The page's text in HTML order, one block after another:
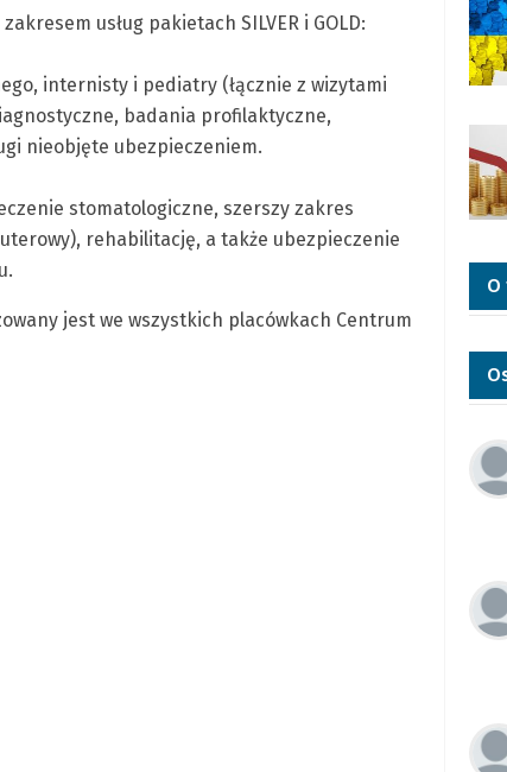
usług pakietach SILVER i GOLD:
internisty i pediatry (łącznie z wizytami
badania profilaktyczne,
nieobjęte ubezpieczeniem.
stomatologiczne, szerszy zakres
rehabilitację, a także ubezpieczenie
jest we wszystkich placówkach Centrum
O